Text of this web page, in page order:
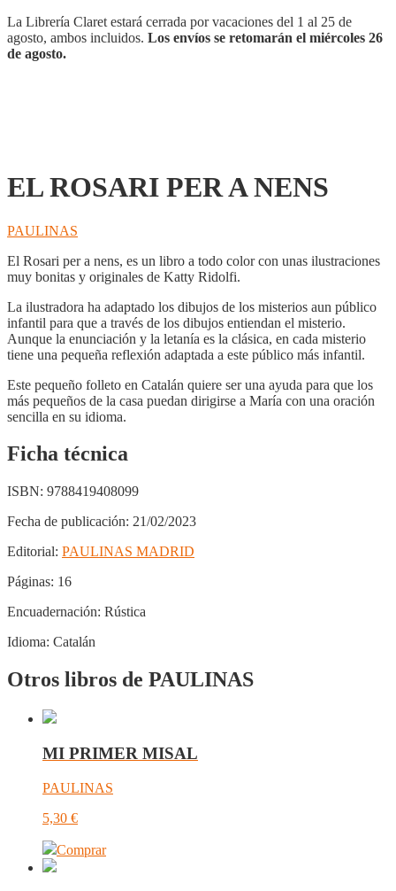
La Librería Claret estará cerrada por vacaciones del 1 al 25 de
agosto, ambos incluidos. Los envíos se retomarán el miércoles 26
de agosto.
EL ROSARI PER A NENS
PAULINAS
El Rosari per a nens, es un libro a todo color con unas ilustraciones
muy bonitas y originales de Katty Ridolfi.
La ilustradora ha adaptado los dibujos de los misterios aun público
infantil para que a través de los dibujos entiendan el misterio.
Aunque la enunciación y la letanía es la clásica, en cada misterio
tiene una pequeña reflexión adaptada a este público más infantil.
Este pequeño folleto en Catalán quiere ser una ayuda para que los
más pequeños de la casa puedan dirigirse a María con una oración
sencilla en su idioma.
Ficha técnica
ISBN: 9788419408099
Fecha de publicación: 21/02/2023
Editorial: PAULINAS MADRID
Páginas: 16
Encuadernación: Rústica
Idioma: Catalán
Otros libros de PAULINAS
MI PRIMER MISAL
PAULINAS
5,30 €
Comprar